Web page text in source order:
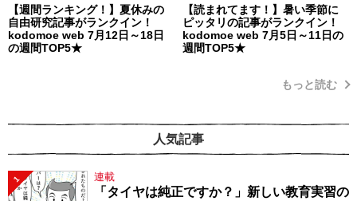
【週間ランキング！】夏休みの
自由研究記事がランクイン！
kodomoe web 7月12日～18日
の週間TOP5★
【読まれてます！】暑い季節に
ピッタリの記事がランクイン！
kodomoe web 7月5日～11日の
週間TOP5★
もっと読む
人気記事
1 連載
「タイヤは純正ですか？」新しい教育実習の